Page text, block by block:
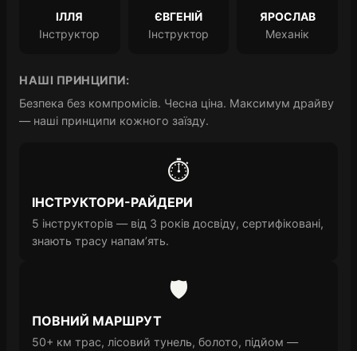
ІЛЛЯ
Інструктор
ЄВГЕНІЙ
Інструктор
ЯРОСЛАВ
Механік
НАШІ ПРИНЦИПИ:
Безпека без компромісів. Чесна ціна. Максимум драйву
— наші принципи кожного заїзду.
⏱️
ІНСТРУКТОРИ-РАЙДЕРИ
5 інструкторів — від 3 років досвіду, сертифіковані,
знають трасу напам’ять.
🛡️
ПОВНИЙ МАРШРУТ
50+ км трас, лісовий тунель, болото, підйом —